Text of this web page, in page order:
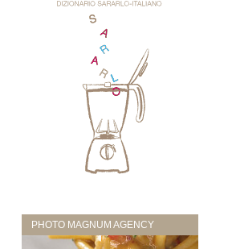
PHOTO MAGNUM AGENCY